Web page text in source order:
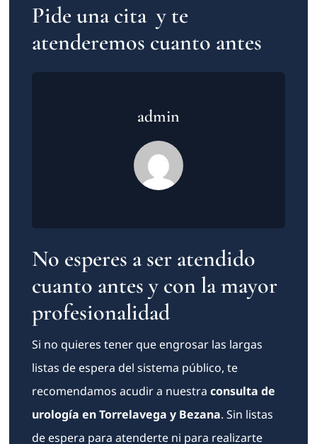
Pide una cita y te
atenderemos cuanto antes
admin
No esperes a ser atendido
cuanto antes y con la mayor
profesionalidad
Si no quieres tener que engrosar las largas
listas de espera del sistema público, te
recomendamos acudir a nuestra consulta de
urología en Torrelavega y Bezana. Sin listas
de espera para atenderte ni para realizarte